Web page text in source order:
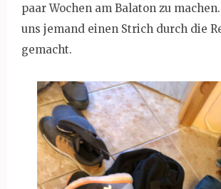
paar Wochen am Balaton zu
uns jemand einen Strich durch die
gemacht.